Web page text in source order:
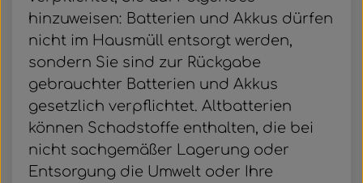
hinzuweisen: Batterien und Akkus dürfen
nicht im Hausmüll entsorgt werden,
sondern Sie sind zur Rückgabe
gebrauchter Batterien und Akkus
gesetzlich verpflichtet. Altbatterien
können Schadstoffe enthalten, die bei
nicht sachgemäßer Lagerung oder
Entsorgung die Umwelt oder Ihre